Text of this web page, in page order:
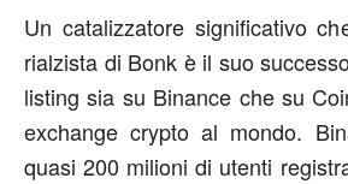
Un catalizzatore significativo
rialzista di Bonk è il suo
listing sia su Binance che su
exchange crypto al mondo.
quasi 200 milioni di utenti